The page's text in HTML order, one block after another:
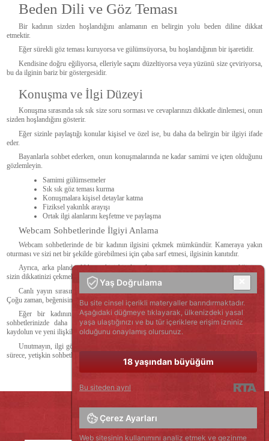
Beden Dili ve Göz Teması
Bir kadının sizden hoşlandığını anlamanın en belirgin yolu beden diline dikkat
etmektir.
Eğer sürekli göz teması kuruyorsa ve gülümsüyorsa, bu hoşlandığının bir işaretidir.
Kendisine doğru eğiliyorsa, elleriyle saçını düzeltiyorsa veya yüzünü size çeviriyorsa,
bu da ilginin bariz bir göstergesidir.
Konuşma ve İlgi Düzeyi
Konuşma sırasında sık sık size soru sorması ve cevaplarınızı dikkatle dinlemesi, onun
sizden hoşlandığını gösterir.
Eğer sizinle paylaştığı konular kişisel ve özel ise, bu daha da belirgin bir ilgiyi ifade
eder.
Bayanlarla sohbet ederken, onun konuşmalarında ne kadar samimi ve içten olduğunu
gözlemleyin.
Samimi gülümsemeler
Sık sık göz teması kurma
Konuşmalara kişisel detaylar katma
Fiziksel yakınlık arayışı
Ortak ilgi alanlarını keşfetme ve paylaşma
Webcam Sohbetlerinde İlgiyi Anlama
Webcam sohbetlerinde de bir kadının ilgisini çekmek mümkündür. Kameraya yakın
oturması ve sizi net bir şekilde görebilmesi için çaba sarf etmesi, ilgisinin kanıtıdır.
Ayrıca, arka planda dikkat çekici bir düzenleme yapması, özene önem verdiğini ve
sizin dikkatinizi çekmek istediğini gösterir.
Canlı yayın sırasında sizden hoşlanan bir kadının jest ve mimiklerine dikkat edin.
Çoğu zaman, beğenisini ve ilgisini küçük hareketlerle belli ederler.
Eğer bir kadının sizden hoşlandığını ve ilgilendiğini düşünüyorsanız, online
sohbetlerinizde daha cesaretli olabilirsiniz. Web kamerası modelleriyle sohbetimize
kaydolun ve yeni ilişkilerin kapılarını aralayın!
Unutmayın, ilgi görmenin ve bu ilgiyi doğru şekilde yanıtlamanın yollarını bildiğiniz
sürece, yetişkin sohbetlerinde daha keyifli ve tatmin edici anlar yaşayabilirsiniz.
Yaş Doğrulama
Bu site cinsel içerikli materyaller barındırmaktadır.
Aşağıdaki düğmeye tıklayarak, ülkenizdeki yasal
yaşa ulaştığınızı ve bu tür içeriklere erişim izniniz
olduğunu onaylamış olursunuz.
18 yaşından büyüğüm
Bu siteden ayrıl
Çerez Ayarları
Web sitesinin kullanımını analiz etmek ve gezinme